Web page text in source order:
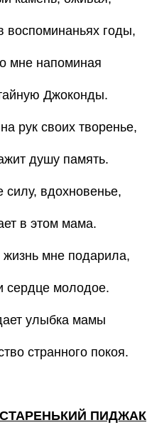
воспоминаньях годы,
мне напоминая
Джоконды.
рук своих творенье,
душу память.
силу, вдохновенье,
в этом мама.
жизнь мне подарила,
сердце молодое.
улыбка мамы
странного покоя.
ПИДЖАК